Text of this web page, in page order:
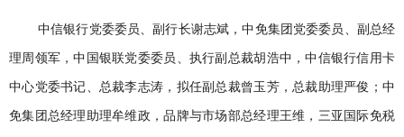
中信银行党委委员、副行长谢志斌，中免集团党委委员、副总经
理周领军，中国银联党委委员、执行副总裁胡浩中，中信银行信用卡
中心党委书记、总裁李志涛，拟任副总裁曾玉芳，总裁助理严俊；中
免集团总经理助理牟维政，品牌与市场部总经理王维，三亚国际免税